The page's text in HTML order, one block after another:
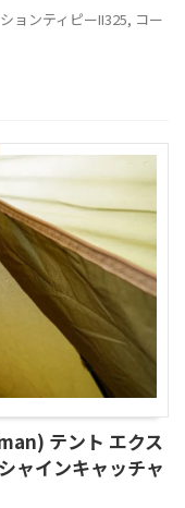
ョンティピーII325, コー
テント エクス
ャインキャッチャ